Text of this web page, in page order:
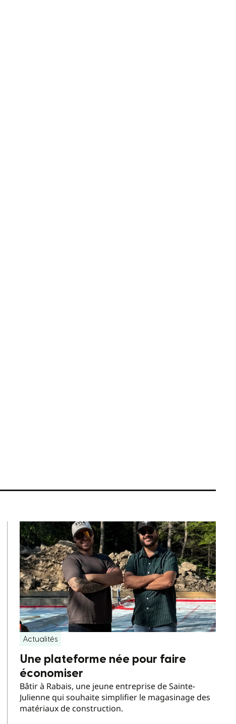
Actualités
Une plateforme née pour faire
économiser
Bâtir à Rabais, une jeune entreprise de Sainte-
Julienne qui souhaite simplifier le magasinage des
matériaux de construction.